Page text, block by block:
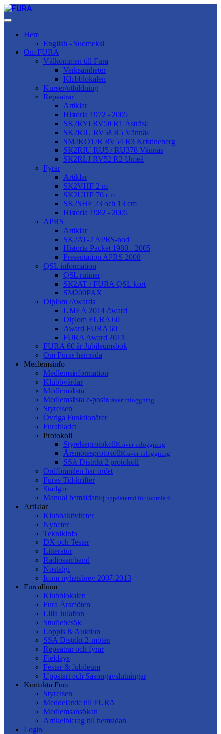
Hem
English - Suomeksi
Om FURA
Välkommen till Fura
Verksamheter
Klubblokalen
Kurser/utbildning
Repeatrar
Artiklar
Historia 1972 - 2005
SK2RYI RV50 R1 Åsträsk
SK2RIU RV58 R5 Vännäs
SM2KOT/R RV54 R3 Kristineberg
SK2RIU RU5 / RU378 Vännäs
SK2RLJ RV52 R2 Umeå
Fyrar
Artiklar
SK2VHF 2 m
SK2UHF 70 cm
SK2SHF 23 och 13 cm
Historia 1982 - 2005
APRS
Artiklar
SK2AT-2 APRS-nod
Historia Packet 1980 - 2005
Presentation APRS 2008
QSL information
QSL rutiner
SK2AT / FURA QSL kort
SM200PAX
Diplom /Awards
UMEÅ 2014 Award
Diplom FURA 60
Award FURA 60
FURA Award 2013
FURA 60 år Jubileumsbok
Om Furas hemsida
Medlemsinfo
Medlemsinformation
Klubbvärdar
Medlemslista
Medlemslista e-postKräver inloggning
Styrelsen
Övriga Funktionärer
Furabladet
Protokoll
StyrelseprotokollKräver inloggning
ÅrsmötesprotokollKräver inloggning
SSA Distrikt 2 protokoll
Ordföranden har ordet
Furas Tidskrifter
Stadgar
Manual hemsidanEj uppdaterad för Joomla 6
Artiklar
Klubbaktiviteter
Nyheter
Teknikinfo
DX och Tester
Litteratur
Radiosamband
Nostalgi
Icom nyhetsbrev 2007-2013
Furaalbum
Klubblokalen
Fura Årsmöten
Lilla Julafton
Studiebesök
Loppis & Auktion
SSA Distrikt 2-möten
Repeatrar och fyrar
Fieldays
Fester & Jubileum
Uppstart och Säsongavslutningar
Kontakta Fura
Styrelsen
Meddelande till FURA
Medlemsansökan
Artikelbidrag till hemsidan
Login